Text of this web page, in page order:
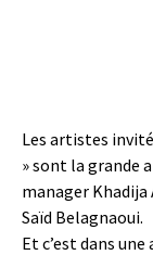
Les artistes
» sont la grande
manager Khadija
Saïd Belagnaoui.
Et c’est dans